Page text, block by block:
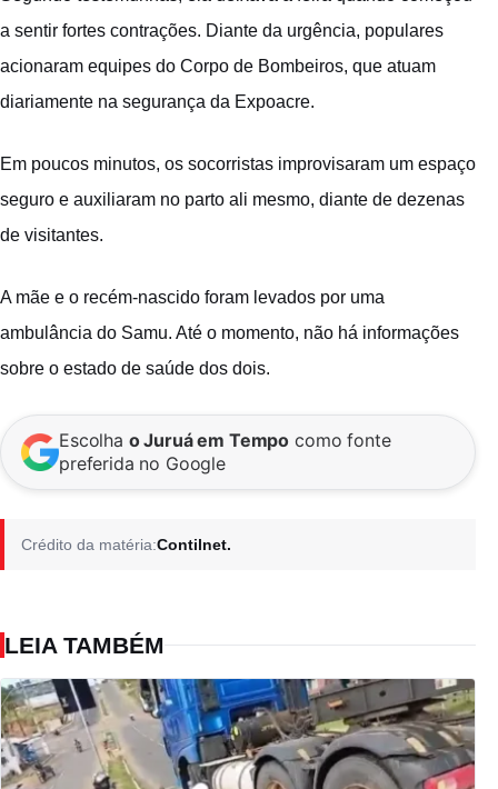
a sentir fortes contrações. Diante da urgência, populares
acionaram equipes do Corpo de Bombeiros, que atuam
diariamente na segurança da Expoacre.
Em poucos minutos, os socorristas improvisaram um espaço
seguro e auxiliaram no parto ali mesmo, diante de dezenas
de visitantes.
A mãe e o recém-nascido foram levados por uma
ambulância do Samu. Até o momento, não há informações
sobre o estado de saúde dos dois.
Escolha o Juruá em Tempo como fonte
preferida no Google
Crédito da matéria:Contilnet.
LEIA TAMBÉM